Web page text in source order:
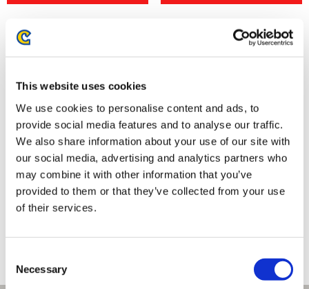
This website uses cookies
We use cookies to personalise content and ads, to
provide social media features and to analyse our traffic.
We also share information about your use of our site with
our social media, advertising and analytics partners who
may combine it with other information that you’ve
provided to them or that they’ve collected from your use
of their services.
Selection
Necessary
モンスターハンター モンでふぉ
クリアファイル おうちテーマ
モンスターハンター モンでふぉ
クリアファイル 総柄